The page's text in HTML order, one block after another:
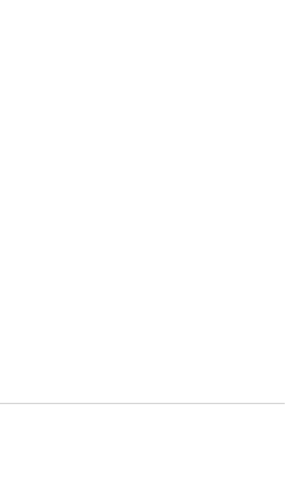
la solicitud de realización
como aprobaciones de
integración preconfigurada
Flow Builder para crear
SU PROBLEMA?
podemos mejorar!